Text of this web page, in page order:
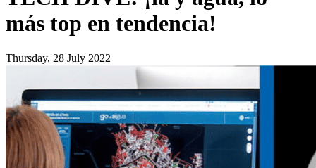
más top en tendencia!
Thursday, 28 July 2022